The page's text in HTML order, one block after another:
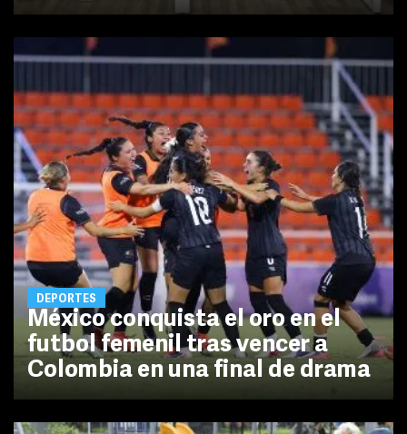
DEPORTES
México conquista el oro en el
futbol femenil tras vencer a
Colombia en una final de drama